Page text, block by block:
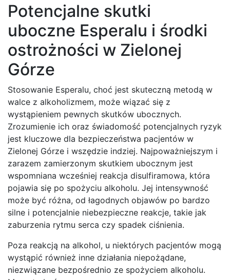
Potencjalne skutki
uboczne Esperalu i środki
ostrożności w Zielonej
Górze
Stosowanie Esperalu, choć jest skuteczną metodą w
walce z alkoholizmem, może wiązać się z
wystąpieniem pewnych skutków ubocznych.
Zrozumienie ich oraz świadomość potencjalnych ryzyk
jest kluczowe dla bezpieczeństwa pacjentów w
Zielonej Górze i wszędzie indziej. Najpoważniejszym i
zarazem zamierzonym skutkiem ubocznym jest
wspomniana wcześniej reakcja disulfiramowa, która
pojawia się po spożyciu alkoholu. Jej intensywność
może być różna, od łagodnych objawów po bardzo
silne i potencjalnie niebezpieczne reakcje, takie jak
zaburzenia rytmu serca czy spadek ciśnienia.
Poza reakcją na alkohol, u niektórych pacjentów mogą
wystąpić również inne działania niepożądane,
niezwiązane bezpośrednio ze spożyciem alkoholu.